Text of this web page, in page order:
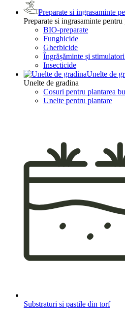
Preparate si ingrasaminte
Preparate si ingrasaminte pentru
BIO-preparate
Funghicide
Gherbicide
Îngrășăminte și
Insecticide
Unelte de
Unelte de gradina
Cosuri pentru plantarea
Unelte pentru plantare
Substraturi si pastile din torf